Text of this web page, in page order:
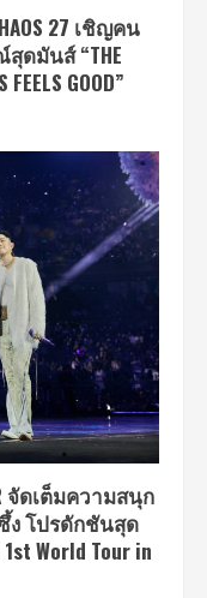
27 เชิญคน
ดมันส์ “THE
FEELS GOOD”
จัดเต็มความสนุก
ง โปรดักชันสุด
World Tour in